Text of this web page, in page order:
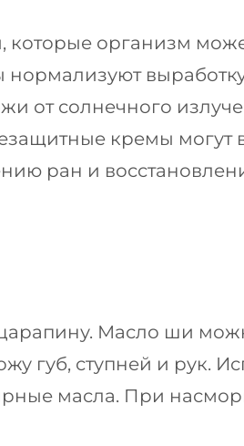
организм
от солнечного
кремы могут
ран и
Масло ши
губ, ступней и рук.
масла. При